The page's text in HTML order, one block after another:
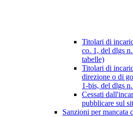
Titolari di
co. 1, del dlgs
tabelle)
Titolari di
direzione o di
1-bis, del dlgs
Cessati
pubblicare sul
Sanzioni per mancata